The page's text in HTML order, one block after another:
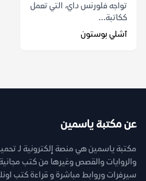
تواجه فلورنس داي، التي تعمل
ككاتبة...
آشلي بوستون
عن مكتبة ياسمين
مكتبة ياسمين هي منصة إلكترونية لـ
سيرفرات وروابط مباشرة و قراءة كتب